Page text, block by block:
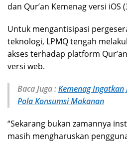
dan Qur’an Kemenag versi iOS
Untuk mengantisipasi
teknologi, LPMQ tengah
akses terhadap platform
versi web.
Baca Juga :Kemenag
Pola Konsumsi Makanan
“Sekarang bukan zamannya
masih mengharuskan